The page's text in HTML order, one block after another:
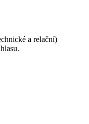
a relační)